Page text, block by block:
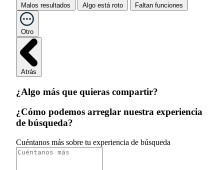
Malos resultados Algo está roto Faltan funciones
Otro
Atrás
¿Algo más que quieras compartir?
¿Cómo podemos arreglar nuestra experiencia
de búsqueda?
Cuéntanos más sobre tu experiencia de búsqueda